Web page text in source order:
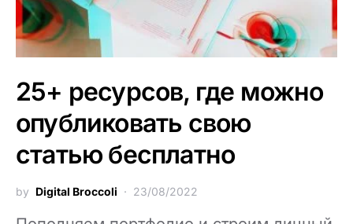
25+ ресурсов, где можно
опубликовать свою
статью бесплатно
by Digital Broccoli 23/08/2022